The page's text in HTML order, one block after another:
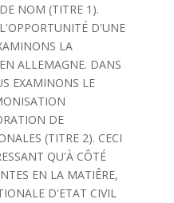
NOM (TITRE 1).
D'UNE
LA
ALLEMAGNE. DANS
EXAMINONS LE
DE
(TITRE 2). CECI
QU'À CÔTÉ
EN LA MATIÊRE,
D'ETAT CIVIL